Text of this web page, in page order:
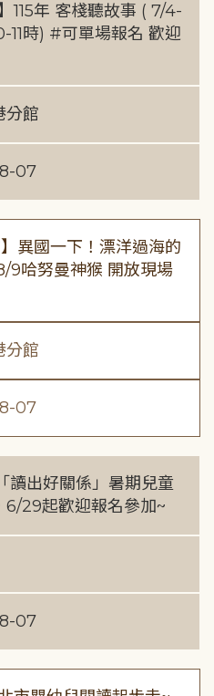
115年 客棧聽故事 ( 7/4-
11時) #可單場報名 歡迎
分館
07
】異國一下！漂洋過海的
9哈努曼神猴 開放現場
分館
07
讀出好關係」暑期兒童
6/29起歡迎報名參加~
07